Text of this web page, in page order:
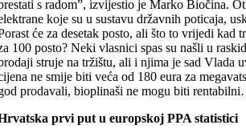
s radom”, izvijestio je Marko Biočina.
koje su u sustavu državnih poticaja,
će za desetak posto, ali što to vrijedi kad
100 posto? Neki vlasnici spas su našli u
struje na tržištu, ali i njima je sad Vlada
ne smije biti veća od 180 eura za
prodavali, bioplinaši ne mogu biti
prvi put u europskoj PPA statistici